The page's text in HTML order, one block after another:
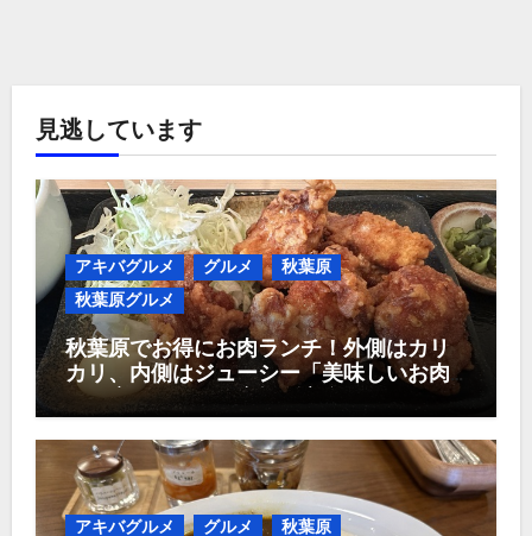
見逃しています
アキバグルメ グルメ
秋葉原
秋葉原グルメ
秋葉原でお得にお肉ランチ！外側はカリ
カリ、内側はジューシー「美味しいお肉
のお店 やまの」唐揚げ定食980円！
アキバグルメ グルメ
秋葉原